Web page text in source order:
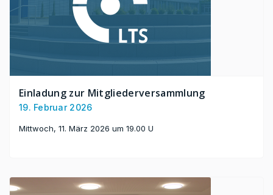
Einladung zur Mitgliederversammlung
19. Februar 2026
Mittwoch, 11. März 2026 um 19.00 U